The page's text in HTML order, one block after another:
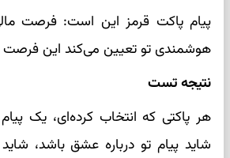
پیام پاکت قرمز این است: فرصت
هوشمندی تو تعیین می‌کند این فرصت
نتیجه تست
هر پاکتی که انتخاب کرده‌ای، یک پیام
شاید پیام تو درباره عشق باشد،